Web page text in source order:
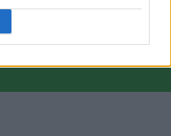
giornalistica, ma un sito di informazione di